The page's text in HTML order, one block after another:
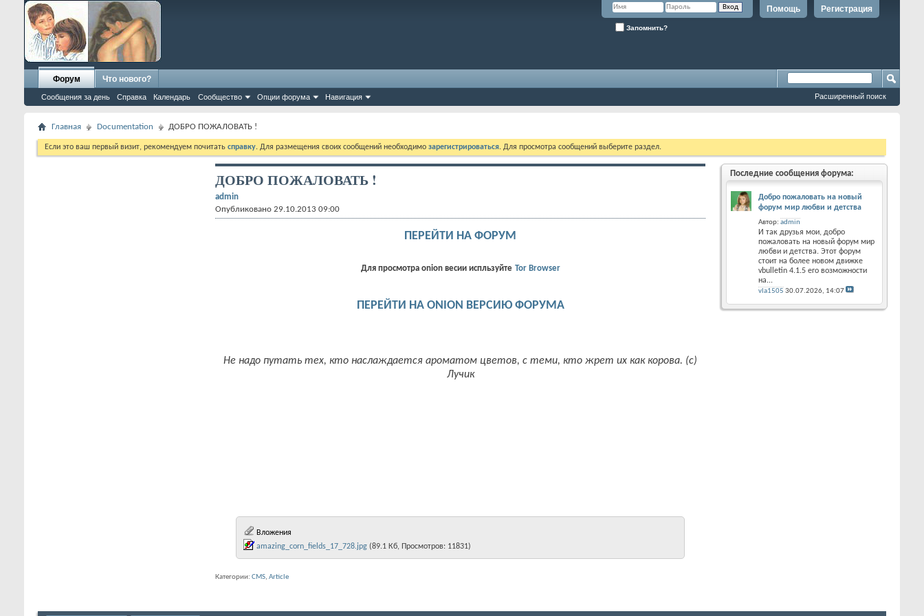
Регистрация
Помощь
Запомнить?
Форум
Сообщения за день Справка Календарь Сообщество Опции форума Навигация
Что нового?
Расширенный поиск
Главная Documentation ДОБРО ПОЖАЛОВАТЬ !
Если это ваш первый визит, рекомендуем почитать справку. Для размещения своих сообщений необходимо зарегистрироваться. Для просмотра сообщений выберите раздел.
ДОБРО ПОЖАЛОВАТЬ !
admin
Опубликовано 29.10.2013 09:00
ПЕРЕЙТИ НА ФОРУМ
Для просмотра onion весии испльзуйте Tor Browser
ПЕРЕЙТИ НА ONION ВЕРСИЮ ФОРУМА
Не надо путать тех, кто наслаждается ароматом цветов, с теми, кто жрет их как корова. (c)
Лучик
Вложения
amazing_corn_fields_17_728.jpg‎ (89.1 Кб, Просмотров: 11831)
Категории:CMS Article
Последние сообщения форума:
Добро пожаловать на новый
форум мир любви и детства
Автор:admin
И так друзья мои, добро
пожаловать на новый форум мир
любви и детства. Этот форум
стоит на более новом движке
vbulletin 4.1.5 его возможности
на...
vla1505 30.07.2026, 14:07